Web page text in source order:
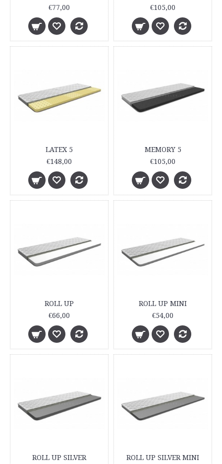
€77,00
€105,00
LATEX 5
€148,00
MEMORY 5
€105,00
ROLL UP
€66,00
ROLL UP MINI
€54,00
ROLL UP SILVER ROLL UP SILVER MINI